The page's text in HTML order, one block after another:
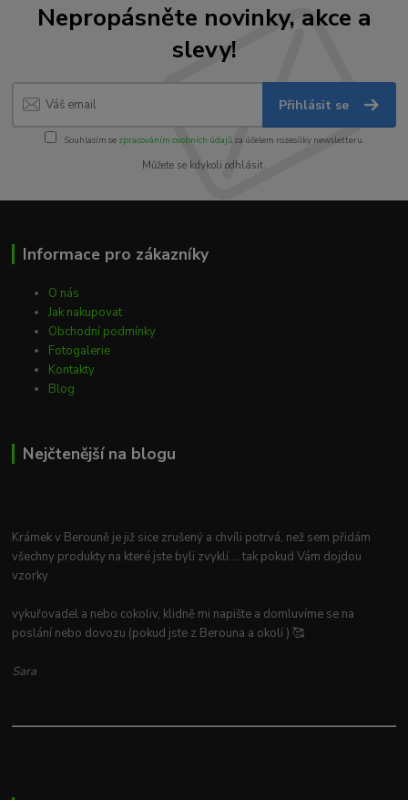
Nepropásněte novinky, akce a
slevy!
Přihlásit se
Souhlasím se zpracováním osobních údajůza účelem rozesílky newsletteru.
Můžete se kdykoli odhlásit.
Informace pro zákazníky
O nás
Jak nakupovat
Obchodní podmínky
Fotogalerie
Kontakty
Blog
Nejčtenější na blogu
Krámek v Berouně je již sice zrušený a chvíli potrvá, než sem přidám
všechny produkty na které jste byli zvyklí.... tak pokud Vám dojdou
vzorky
vykuřovadel a nebo cokoliv, klidně mi napište a domluvíme se na
poslání nebo dovozu (pokud jste z Berouna a okolí ) 🥰
Sara